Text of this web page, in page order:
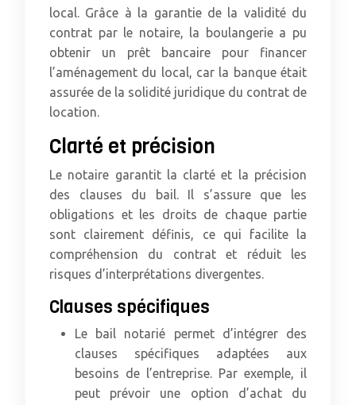
local. Grâce à la garantie de la validité du
contrat par le notaire, la boulangerie a pu
obtenir un prêt bancaire pour financer
l’aménagement du local, car la banque était
assurée de la solidité juridique du contrat de
location.
Clarté et précision
Le notaire garantit la clarté et la précision
des clauses du bail. Il s’assure que les
obligations et les droits de chaque partie
sont clairement définis, ce qui facilite la
compréhension du contrat et réduit les
risques d’interprétations divergentes.
Clauses spécifiques
Le bail notarié permet d’intégrer des
clauses spécifiques adaptées aux
besoins de l’entreprise. Par exemple, il
peut prévoir une option d’achat du